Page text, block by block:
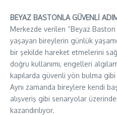
BEYAZ BASTONLA GÜVENLİ
Merkezde verilen “Beyaz
yaşayan bireylerin günlük
bir şekilde hareket etmelerini
doğru kullanımı, engelleri
kapılarda güvenli yön bulma
Aynı zamanda bireylere kendi
alışveriş gibi senaryolar
kazandırılıyor.